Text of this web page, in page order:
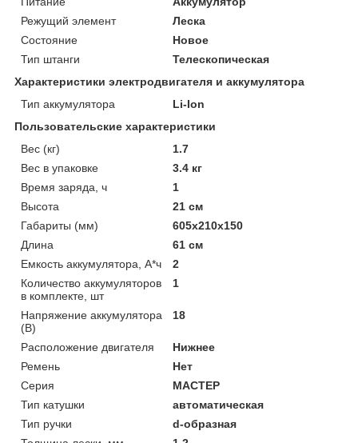
Режущий элемент
Леска
Состояние
Новое
Тип штанги
Телескопическая
Характеристики электродвигателя и аккумулятора
Тип аккумулятора
Li-Ion
Пользовательские характеристики
Вес (кг)
1.7
Вес в упаковке
3.4 кг
Время заряда, ч
1
Высота
21 см
Габариты (мм)
605x210x150
Длина
61 см
Емкость аккумулятора, А*ч
2
Количество аккумуляторов
в комплекте, шт
1
Напряжение аккумулятора
(В)
18
Расположение двигателя
Нижнее
Ремень
Нет
Серия
МАСТЕР
Тип катушки
автоматическая
Тип ручки
d-образная